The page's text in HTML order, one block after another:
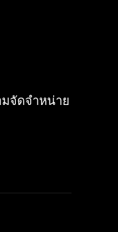
มจัดจำหน่าย